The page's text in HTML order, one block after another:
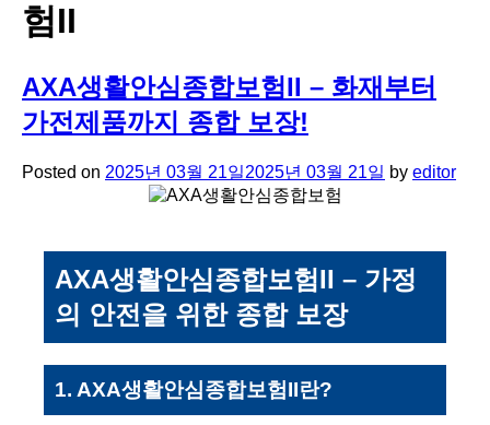
험II
AXA생활안심종합보험II – 화재부터
가전제품까지 종합 보장!
Posted on 2025년 03월 21일2025년 03월 21일 by editor
AXA생활안심종합보험II – 가정
의 안전을 위한 종합 보장
1. AXA생활안심종합보험II란?